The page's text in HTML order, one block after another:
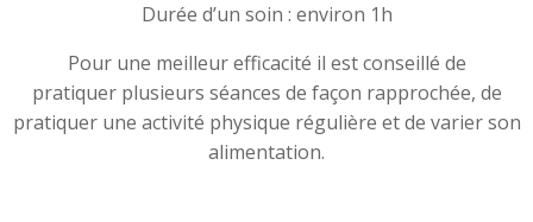
Durée d’un soin : environ 1h
Pour une meilleur efficacité il est conseillé de
pratiquer plusieurs séances de façon rapprochée, de
pratiquer une activité physique régulière et de varier son
alimentation.